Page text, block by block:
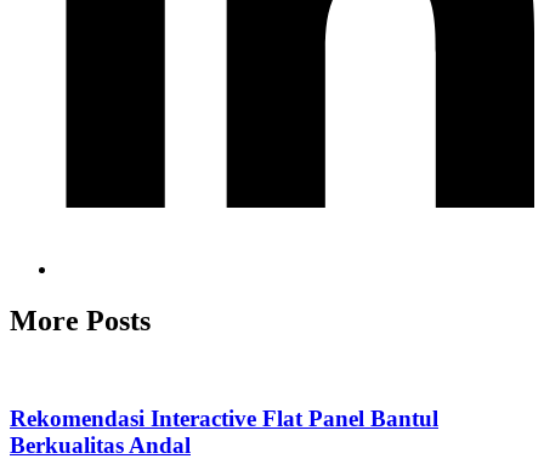
More Posts
Rekomendasi Interactive Flat Panel Bantul
Berkualitas Andal